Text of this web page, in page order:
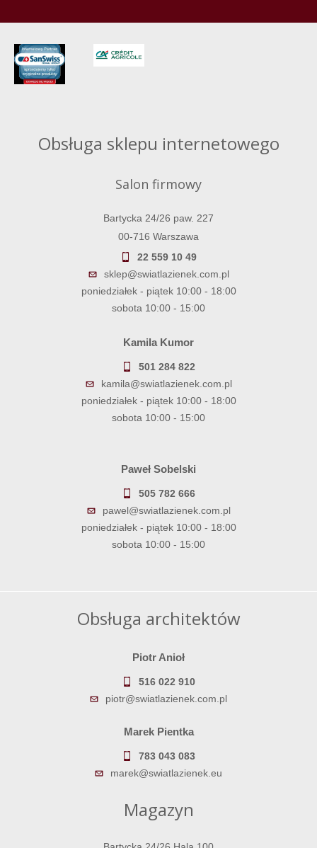
Obsługa sklepu internetowego
Salon firmowy
Bartycka 24/26 paw. 227
00-716 Warszawa
22 559 10 49
sklep@swiatlazienek.com.pl
poniedziałek - piątek 10:00 - 18:00
sobota 10:00 - 15:00
Kamila Kumor
501 284 822
kamila@swiatlazienek.com.pl
poniedziałek - piątek 10:00 - 18:00
sobota 10:00 - 15:00
Paweł Sobelski
505 782 666
pawel@swiatlazienek.com.pl
poniedziałek - piątek 10:00 - 18:00
sobota 10:00 - 15:00
Obsługa architektów
Piotr Anioł
516 022 910
piotr@swiatlazienek.com.pl
Marek Pientka
783 043 083
marek@swiatlazienek.eu
Magazyn